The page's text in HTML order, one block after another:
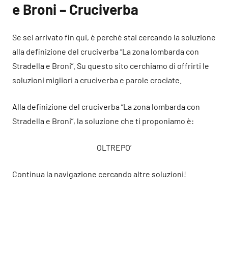
e Broni – Cruciverba
Se sei arrivato fin qui, è perché stai cercando la soluzione
alla definizione del cruciverba “La zona lombarda con
Stradella e Broni”. Su questo sito cerchiamo di offrirti le
soluzioni migliori a cruciverba e parole crociate.
Alla definizione del cruciverba “La zona lombarda con
Stradella e Broni”, la soluzione che ti proponiamo è:
OLTREPO’
Continua la navigazione cercando altre soluzioni!